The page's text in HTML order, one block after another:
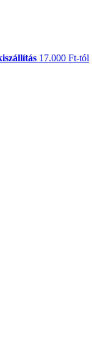
17.000 Ft-tól